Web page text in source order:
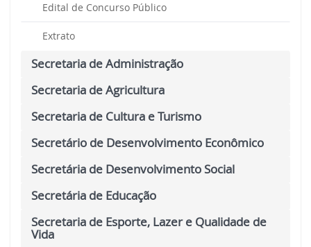
Edital de Concurso Público
Extrato
Secretaria de Administração
Secretaria de Agricultura
Secretaria de Cultura e Turismo
Secretário de Desenvolvimento Econômico
Secretária de Desenvolvimento Social
Secretária de Educação
Secretaria de Esporte, Lazer e Qualidade de
Vida